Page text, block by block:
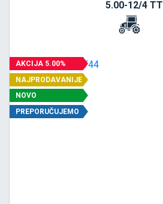
5.00-12/4 TT
AKCIJA 5.00%
NAJPRODAVANIJE
NOVO
PREPORUČUJEMO